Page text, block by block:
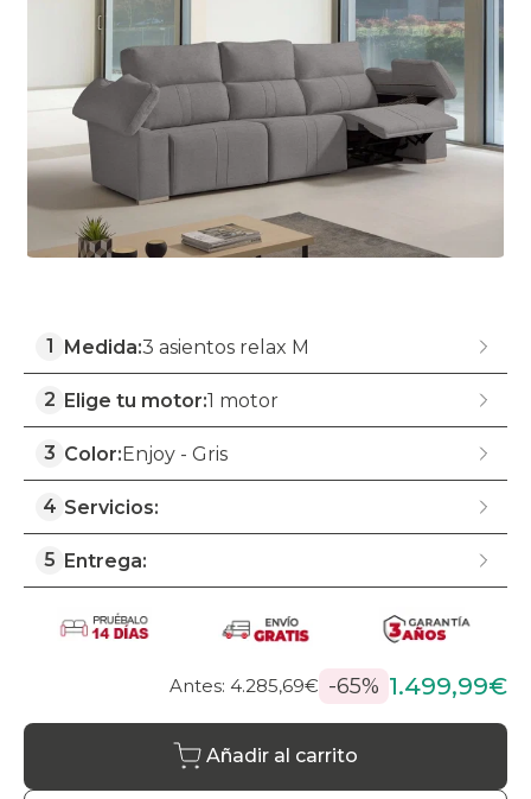
1 Medida:3 asientos relax M
2 Elige tu motor:1 motor
3 Color:Enjoy - Gris
4 Servicios:
5 Entrega:
Antes: 4.285,69€ -65% 1.499,99€
Añadir al carrito